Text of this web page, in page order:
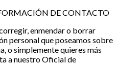
DE CONTACTO
enmendar o borrar
personal que poseamos sobre
o simplemente quieres más
a nuestro Oficial de